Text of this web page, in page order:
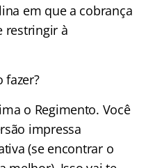
em que a cobrança
restringir à
o Regimento. Você
impressa
(se encontrar o